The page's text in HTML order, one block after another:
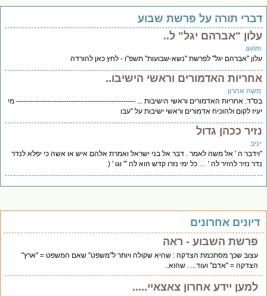
תורה על פרשת שבוע
"אברהם יגל" ל..
"אברהם יגל" לפרשת "נשא-שבועות" תשפ"ו - לחץ כאן להורדה
האדמורים וראשי הישיבו..
אהרון
אחריות האדמורים וראשי הישיבות ... -------------------------------------------------- מי
לקום ולהוכיח אדמורים וראשי ישיבות על "עבו
ככהן גדול
ה ' אל משה לאמר . דבר אל בני ישראל ואמרת אלהם איש או אשה כי יפלא לנדר
נזיר להזיר לה ' … כל ימי נזרו קדש הוא לה '” וגו ' (
אחרונים
פרשת השבוע - ראה
עצוב שכך מסתכמת הצדקה : שהיא שקולה ויותר ל"משפט" שאם המשפט = "ארץ"
הצדקה = "אדם" ועוד... . שהוא..
למען יידע אחרון צאצאיי.....